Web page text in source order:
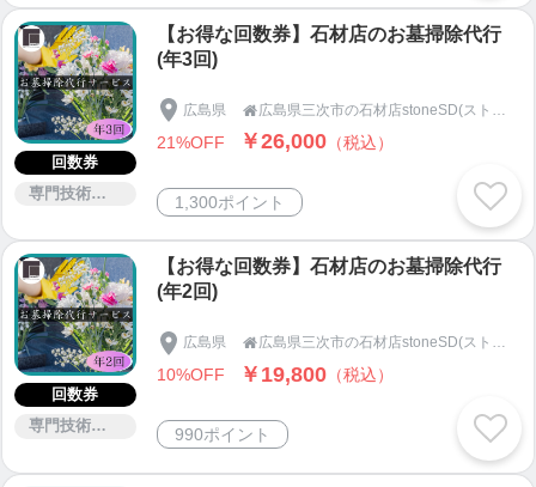
回数券
専門技術サービス
【お得な回数券】石材店のお墓掃除代行
(年3回)
広島県 
21%OFF ￥26,000 （税込）
1,300ポイント
回数券
専門技術サービス
【お得な回数券】石材店のお墓掃除代行
(年2回)
広島県  広島県三次市の石材店stoneSD(ストーンエスディー)
10%OFF ￥19,800 （税込）
990ポイント